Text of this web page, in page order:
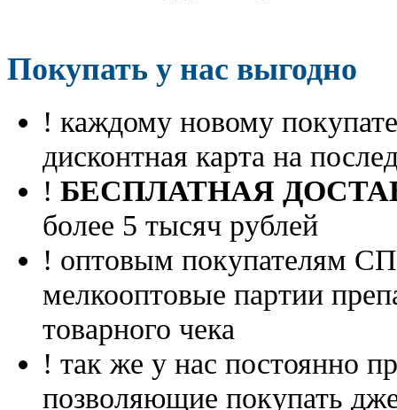
Покупать у нас выгодно
! каждому новому
дисконтная карта на
! БЕСПЛАТНАЯ
более 5 тысяч рублей
! оптовым покупателям
мелкооптовые партии
товарного чека
! так же у нас постоянно
позволяющие покупать